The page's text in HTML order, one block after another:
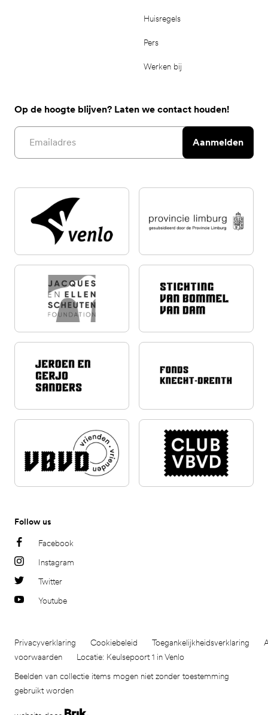
Huisregels
Pers
Werken bij
Op de hoogte blijven? Laten we contact houden!
Email address
Aanmelden
Follow us
Facebook
Instagram
Twitter
Youtube
Privacyverklaring Cookiebeleid Toegankelijkheidsverklaring
voorwaarden
Locatie: Keulsepoort 1 in Venlo
Beelden van collectie items mogen niet zonder toestemming
gebruikt worden